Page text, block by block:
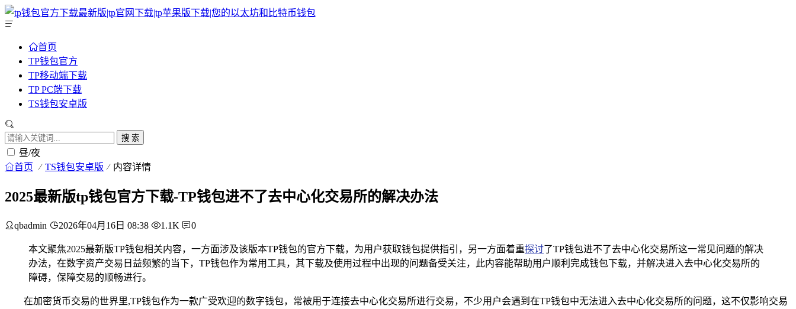
首页
TP钱包官方
TP移动端下载
TP PC端下载
TS钱包安卓版
搜 索
昼/夜
首页 TS钱包安卓版 内容详情
2025最新版tp钱包官方下载-TP钱包进不了去中心化交易所的解决办法
qbadmin 2026年04月16日 08:38 1.1K 0
本文聚焦2025最新版TP钱包相关内容，一方面涉及该版本TP钱包的官方下载，为用户获取钱包提供指引，另一方面着重探讨了TP钱包进不了去中心化交易所这一常见问题的解决
办法，在数字资产交易日益频繁的当下，TP钱包作为常用工具，其下载及使用过程中出现的问题备受关注，此内容能帮助用户顺利完成钱包下载，并解决进入去中心化交易所的
障碍，保障交易的顺畅进行。
在加密货币交易的世界里,TP钱包作为一款广受欢迎的数字钱包，常被用于连接去中心化交易所进行交易，不少用户会遇到在TP钱包中无法进入去中心化交易所的问题，这不仅影响交易